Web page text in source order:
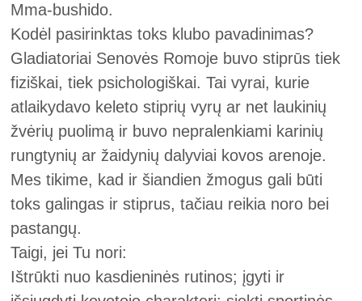
Mma-bushido.
Kodėl pasirinktas toks klubo pavadinimas?
Gladiatoriai Senovės Romoje buvo stiprūs tiek
fiziškai, tiek psichologiškai. Tai vyrai, kurie
atlaikydavo keleto stiprių vyrų ar net laukinių
žvėrių puolimą ir buvo nepralenkiami karinių
rungtynių ar žaidynių dalyviai kovos arenoje.
Mes tikime, kad ir šiandien žmogus gali būti
toks galingas ir stiprus, tačiau reikia noro bei
pastangų.
Taigi, jei Tu nori:
Ištrūkti nuo kasdieninės rutinos; įgyti ir